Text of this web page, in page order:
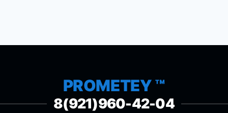
PROMETEY ™
8(921)960-42-04